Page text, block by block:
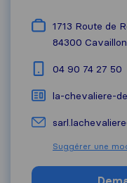
1713 Route de
84300 Cavaillon
04 90 74 27 50
la-chevaliere-
Suggérer une